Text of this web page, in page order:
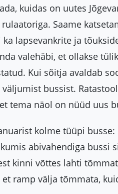
kuidas on uutes
Saame
lapsevankrite ja
valehäbi, et ollakse
Kui sõitja avaldab
bussist.
tema näol on nüüd uus
kolme tüüpi
abivahendiga bussi
kinni võttes lahti
ramp välja tõmmata,